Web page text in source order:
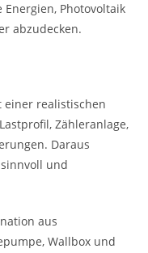
Photovoltaik
abzudecken.
einer realistischen
Zähleranlage,
Daraus
und
aus
Wallbox und